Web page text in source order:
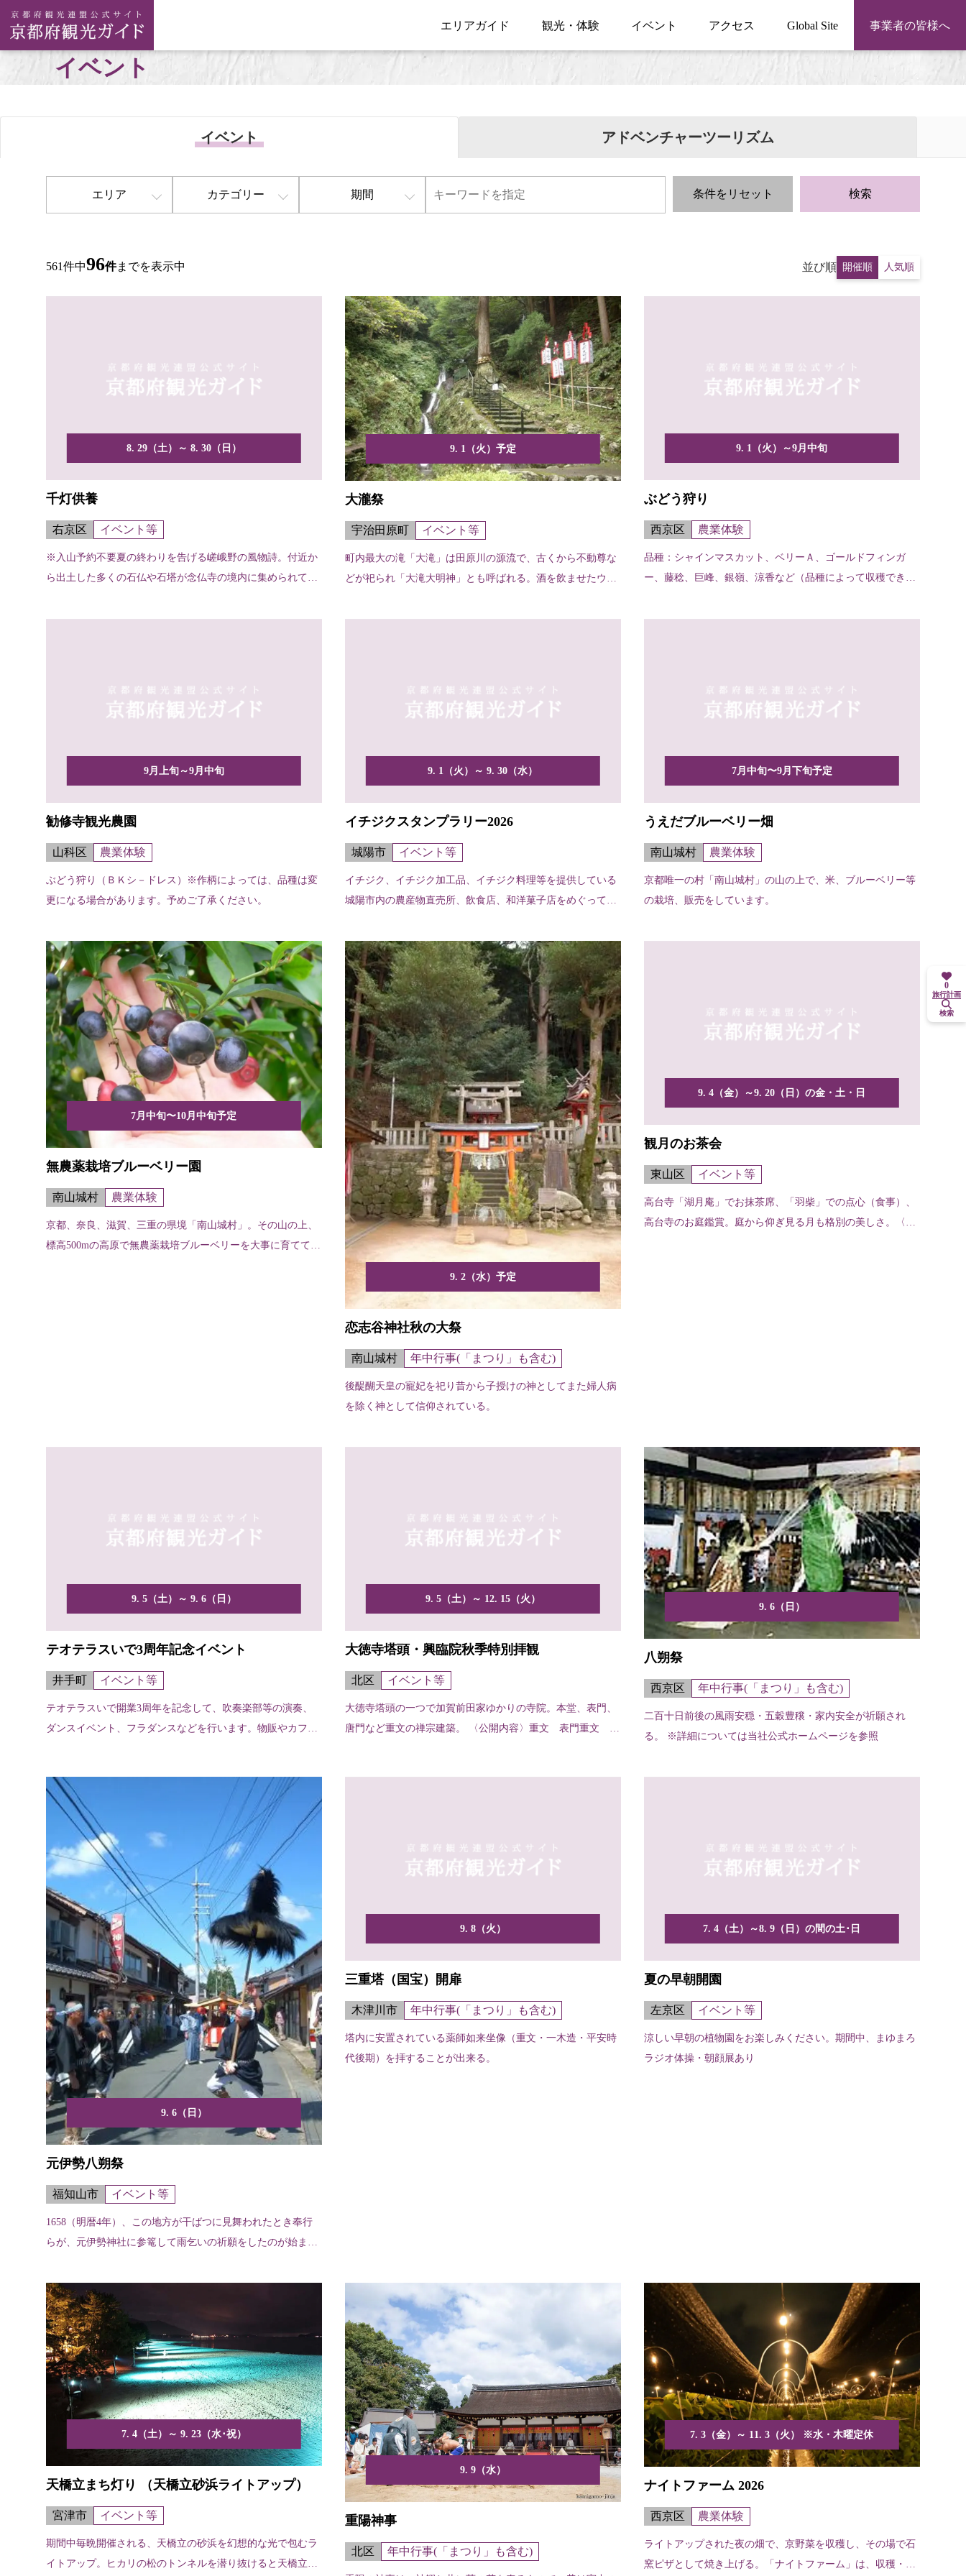
エリアガイド 観光・体験 イベント アクセス Global Site 事業者の皆様へ
イベント
イベント アドベンチャーツーリズム
エリア カテゴリー 期間 条件をリセット 検索
561件中96件までを表示中 並び順 開催順 人気順
8. 29（土）～ 8. 30（日）
千灯供養
右京区 イベント等
※入山予約不要夏の終わりを告げる嵯峨野の風物詩。付近か
ら出土した多くの石仏や石塔が念仏寺の境内に集められてお
9. 1（火）予定
大瀧祭
宇治田原町 イベント等
町内最大の滝「大滝」は田原川の源流で、古くから不動尊な
どが祀られ「大滝大明神」とも呼ばれる。酒を飲ませたウナ
9. 1（火）～9月中旬
ぶどう狩り
西京区 農業体験
品種：シャインマスカット、ベリーＡ、ゴールドフィンガ
ー、藤稔、巨峰、銀嶺、涼香など（品種によって収穫できる
9月上旬～9月中旬
勧修寺観光農園
山科区 農業体験
ぶどう狩り（ＢＫシ－ドレス）※作柄によっては、品種は変
更になる場合があります。予めご了承ください。
9. 1（火）～ 9. 30（水）
イチジクスタンプラリー2026
城陽市 イベント等
イチジク、イチジク加工品、イチジク料理等を提供している
城陽市内の農産物直売所、飲食店、和洋菓子店をめぐってい
7月中旬〜9月下旬予定
うえだブルーベリー畑
南山城村 農業体験
京都唯一の村「南山城村」の山の上で、米、ブルーベリー等
の栽培、販売をしています。
7月中旬〜10月中旬予定
無農薬栽培ブルーベリー園
南山城村 農業体験
京都、奈良、滋賀、三重の県境「南山城村」。その山の上、
標高500mの高原で無農薬栽培ブルーベリーを大事に育ててい
9. 2（水）予定
恋志谷神社秋の大祭
南山城村 年中行事(「まつり」も含む)
後醍醐天皇の寵妃を祀り昔から子授けの神としてまた婦人病
を除く神として信仰されている。
9. 4（金）～9. 20（日）の金・土・日
観月のお茶会
東山区 イベント等
高台寺「湖月庵」でお抹茶席、「羽柴」での点心（食事）、
高台寺のお庭鑑賞。庭から仰ぎ見る月も格別の美しさ。〈所
9. 5（土）～ 9. 6（日）
テオテラスいで3周年記念イベント
井手町 イベント等
テオテラスいで開業3周年を記念して、吹奏楽部等の演奏、
ダンスイベント、フラダンスなどを行います。物販やカフェ
9. 5（土）～ 12. 15（火）
大徳寺塔頭・興臨院秋季特別拝観
北区 イベント等
大徳寺塔頭の一つで加賀前田家ゆかりの寺院。本堂、表門、
唐門など重文の禅宗建築。 〈公開内容〉重文 表門重文 本
9. 6（日）
八朔祭
西京区 年中行事(「まつり」も含む)
二百十日前後の風雨安穏・五穀豊穣・家内安全が祈願され
る。 ※詳細については当社公式ホームページを参照
9. 6（日）
元伊勢八朔祭
福知山市 イベント等
1658（明暦4年）、この地方が干ばつに見舞われたとき奉行
らが、元伊勢神社に参篭して雨乞いの祈願をしたのが始ま
9. 8（火）
三重塔（国宝）開扉
木津川市 年中行事(「まつり」も含む)
塔内に安置されている薬師如来坐像（重文・一木造・平安時
代後期）を拝することが出来る。
7. 4（土）～8. 9（日）の間の土･日
夏の早朝開園
左京区 イベント等
涼しい早朝の植物園をお楽しみください。期間中、まゆまろ
ラジオ体操・朝顔展あり
7. 4（土）～ 9. 23（水･祝）
天橋立まち灯り （天橋立砂浜ライトアップ）
宮津市 イベント等
期間中毎晩開催される、天橋立の砂浜を幻想的な光で包むラ
イトアップ。ヒカリの松のトンネルを潜り抜けると天橋立砂
9. 9（水）
重陽神事
北区 年中行事(「まつり」も含む)
7. 3（金）～ 11. 3（火） ※水・木曜定休
ナイトファーム 2026
西京区 農業体験
ライトアップされた夜の畑で、京野菜を収穫し、その場で石
窯ピザとして焼き上げる。「ナイトファーム」は、収穫・料
0
旅行計画
検索